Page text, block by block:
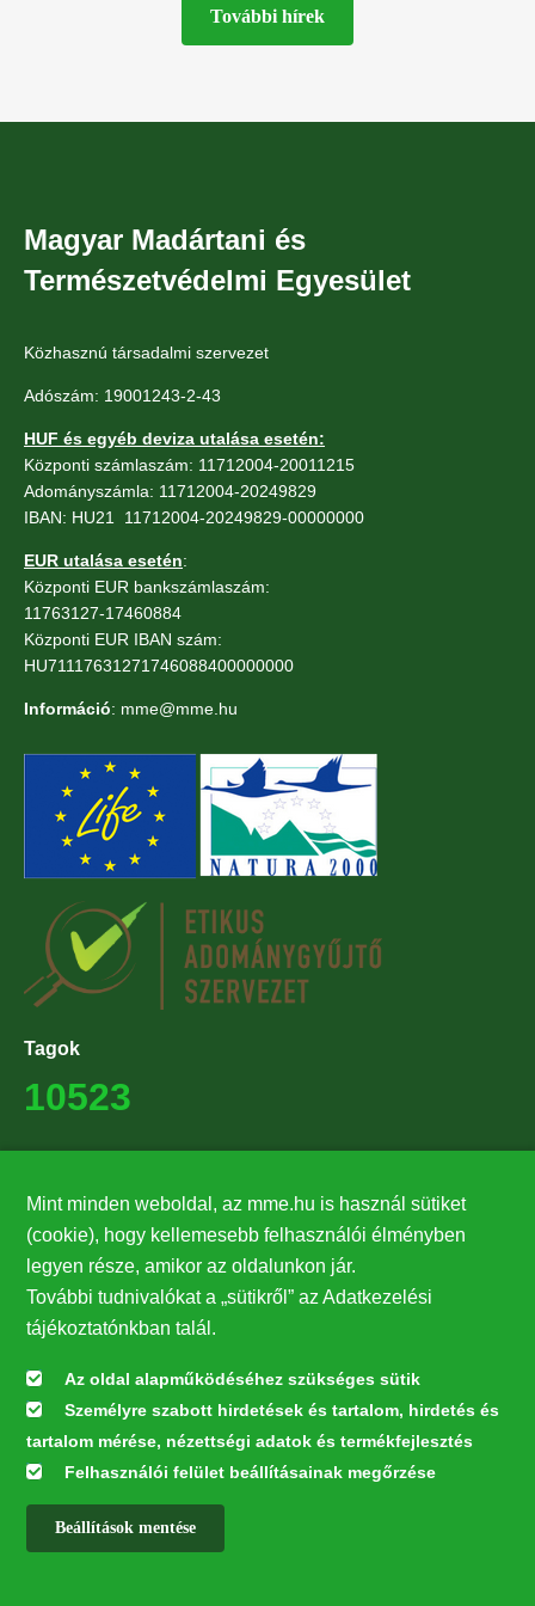
További hírek
Magyar Madártani és
Természetvédelmi Egyesület
Közhasznú társadalmi szervezet
Adószám: 19001243-2-43
HUF és egyéb deviza utalása esetén:
Központi számlaszám: 11712004-20011215
Adományszámla: 11712004-20249829
IBAN: HU21 11712004-20249829-00000000
EUR utalása esetén:
Központi EUR bankszámlaszám:
11763127-17460884
Központi EUR IBAN szám:
HU71117631271746088400000000
Információ: mme@mme.hu
Tagok
10523
27224
Hírlevél feliratkozás
Értesüljön elsőként legfrissebb híreinkről, eseményeinkről!
Feliratkozás
Mint minden weboldal, az mme.hu is használ sütiket
(cookie), hogy kellemesebb felhasználói élményben
legyen része, amikor az oldalunkon jár.
További tudnivalókat a „sütikről” az Adatkezelési
tájékoztatónkban talál.
Az oldal alapműködéséhez szükséges sütik
Személyre szabott hirdetések és tartalom, hirdetés és
tartalom mérése, nézettségi adatok és termékfejlesztés
Felhasználói felület beállításainak megőrzése
Beállítások mentése